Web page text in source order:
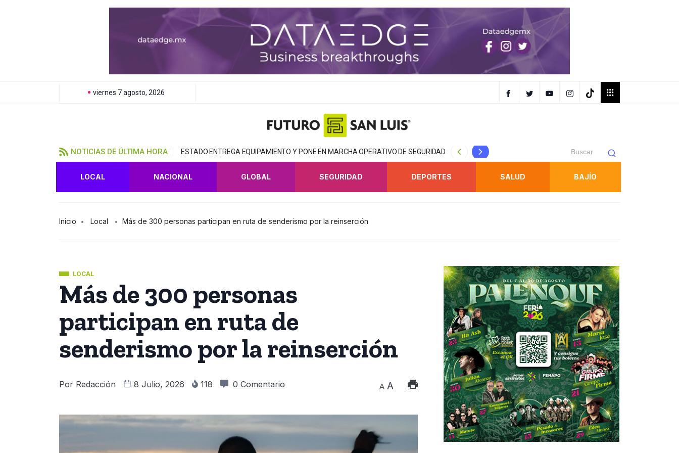
viernes 7 agosto, 2026
NOTICIAS DE ÚLTIMA HORA ESTADO ENTREGA EQUIPAMIENTO Y PONE EN MARCHA OPERATIVO DE SEGURIDAD Gallardo inaugura competencia ecuestre internacional en
LOCAL NACIONAL GLOBAL SEGURIDAD DEPORTES SALUD BAJÍO
Inicio Local Más de 300 personas participan en ruta de senderismo por la reinserción
LOCAL
Más de 300 personas
participan en ruta de
senderismo por la reinserción
Por Redacción 8 Julio, 2026 118 0 Comentario A A